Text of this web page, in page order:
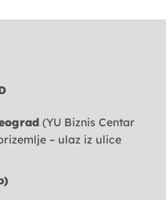
(YU Biznis Centar
– ulaz iz ulice